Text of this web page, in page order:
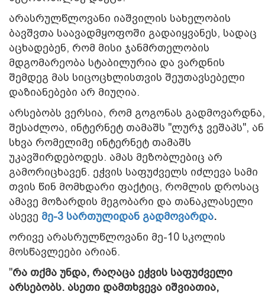
არასრულწლოვანი იაშვილის სახელობის
ბავშვთა საავადმყოფოში გადაიყვანეს, სადაც
აცხადებენ, რომ მისი ჯანმრთელობის
მდგომარეობა სტაბილურია და ვარდნის
შემდეგ მას სიცოცხლისთვის შეუთავსებელი
დაზიანებები არ მიუღია.
არსებობს ვერსია, რომ გოგონას გადმოვარდნა,
შესაძლოა, ინტერნეტ თამაშს "ლურჯ ვეშაპს", ან
სხვა რომელიმე ინტერნეტ თამაშს
უკავშირდებოდეს. ამას მეზობლებიც არ
გამორიცხავენ. ეჭვის საფუძველს იძლევა ​სამი
თვის წინ მომხდარი ფაქტიც, რომლის დროსაც
ამავე მოზარდის მეგობარი და თანაკლასელი
ასევე მე-3 სართულიდან გადმოვარდა.
ორივე არასრულწლოვანი მე-10 სკოლის
მოსწავლეები არიან.
"რა თქმა უნდა, რაღაცა ეჭვის საფუძველი
არსებობს. ასეთი დამთხვევა იშვიათია,